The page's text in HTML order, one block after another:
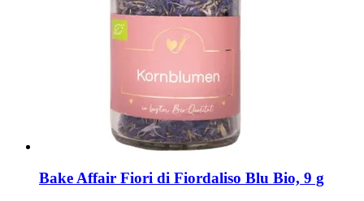
Bake Affair Fiori di Fiordaliso Blu Bio, 9 g